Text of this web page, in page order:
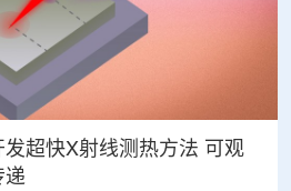
超快X射线测热方法 可观
递